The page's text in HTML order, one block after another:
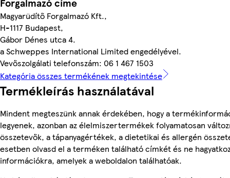
Forgalmazó címe
Magyarüdítő Forgalmazó Kft.,
H-1117 Budapest,
Gábor Dénes utca 4.
a Schweppes International Limited engedélyével.
Vevőszolgálati telefonszám: 06 1 467 1503
Kategória összes termékének megtekintése
Termékleírás használatával
Mindent megteszünk annak érdekében, hogy a
legyenek, azonban az élelmiszertermékek folyamatosan
összetevők, a tápanyagértékek, a dietetikai és allergén
esetben olvasd el a terméken található címkét és ne
információkra, amelyek a weboldalon találhatóak.